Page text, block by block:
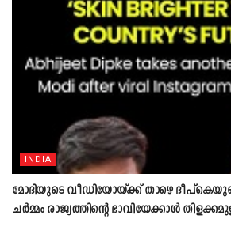
INDIA
മോദിയുടെ വീഡിയോയ്ക്ക് താഴെ
ചർമ്മം രാജ്യത്തിന്റെ ഭാവിയേക്കാൾ